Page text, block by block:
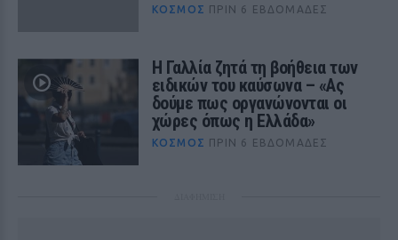
ΚΌΣΜΟΣ ΠΡΙΝ 6 ΕΒΔΟΜΆΔΕΣ
Η Γαλλία ζητά τη βοήθεια των
ειδικών του καύσωνα – «Ας
δούμε πως οργανώνονται οι
χώρες όπως η Ελλάδα»
ΚΌΣΜΟΣ ΠΡΙΝ 6 ΕΒΔΟΜΆΔΕΣ